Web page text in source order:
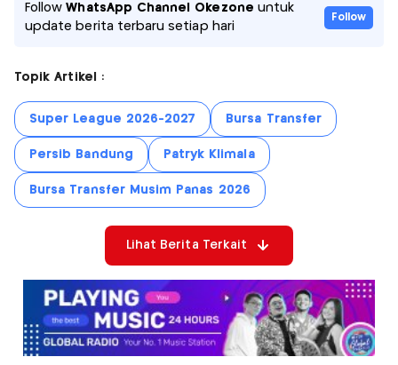
FollowWhatsApp Channel Okezone untuk
update berita terbaru setiap hari
Follow
Topik Artikel :
Super League 2026-2027 Bursa Transfer
Persib Bandung Patryk Klimala
Bursa Transfer Musim Panas 2026
Lihat Berita Terkait